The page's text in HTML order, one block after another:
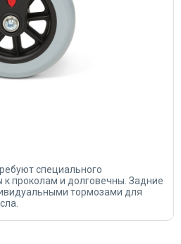
специального
к проколам и долговечны. Задние
тормозами для